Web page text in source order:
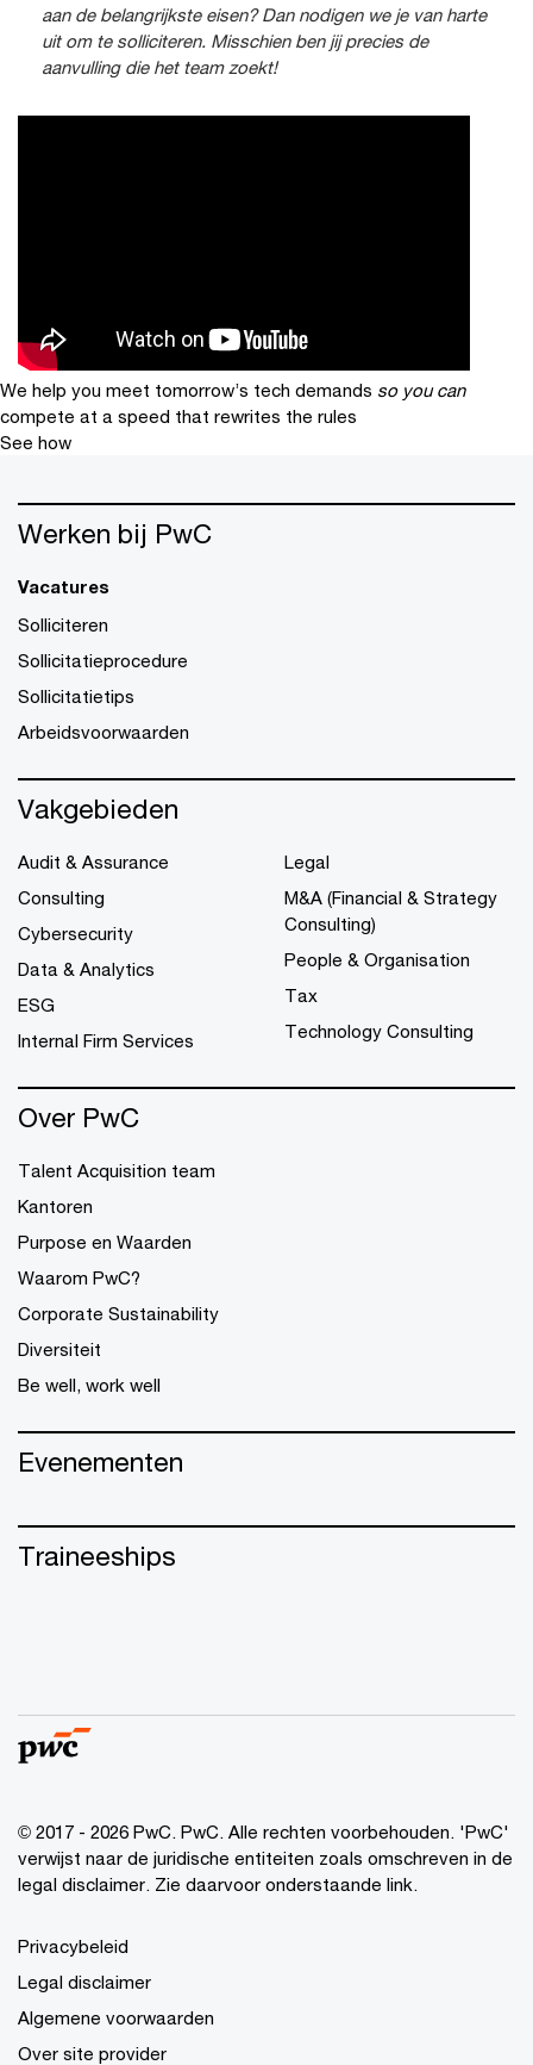
aan de belangrijkste eisen? Dan nodigen we je van harte
uit om te solliciteren. Misschien ben jij precies de
aanvulling die het team zoekt!
We help you meet tomorrow’s tech demands so you can
compete at a speed that rewrites the rules
See how
Werken bij PwC
Vacatures
Solliciteren
Sollicitatieprocedure
Sollicitatietips
Arbeidsvoorwaarden
Vakgebieden
Audit & Assurance
Consulting
Cybersecurity
Data & Analytics
ESG
Internal Firm Services
Legal
M&A (Financial & Strategy
Consulting)
People & Organisation
Tax
Technology Consulting
Over PwC
Talent Acquisition team
Kantoren
Purpose en Waarden
Waarom PwC?
Corporate Sustainability
Diversiteit
Be well, work well
Evenementen
Traineeships
© 2017 - 2026 PwC. PwC. Alle rechten voorbehouden. 'PwC'
verwijst naar de juridische entiteiten zoals omschreven in de
legal disclaimer. Zie daarvoor onderstaande link.
Privacybeleid
Legal disclaimer
Algemene voorwaarden
Over site provider